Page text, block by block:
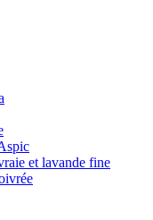
et lavande fine